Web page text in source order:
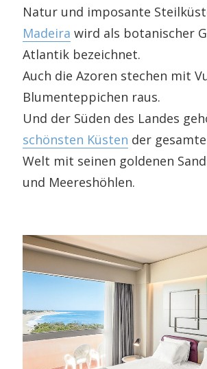
Natur und imposante
Madeira wird als botanischer
Atlantik bezeichnet.
Auch die Azoren stechen mit
Blumenteppichen raus.
Und der Süden des Landes
schönsten Küsten der
Welt mit seinen goldenen
und Meereshöhlen.